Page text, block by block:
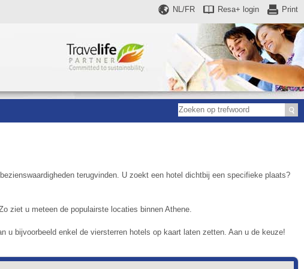
Print
Resa+ login
NL/FR
terugvinden. U zoekt een hotel dichtbij een specifieke plaats?
ziet u meteen de populairste locaties binnen Athene.
u bijvoorbeeld enkel de viersterren hotels op kaart laten zetten. Aan u de keuze!